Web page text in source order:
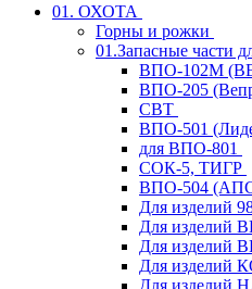
01. ОХОТА
Горны и рожки
01.Запасные части
ВПО-102М
ВПО-205
СВТ
ВПО-501
для ВПО-801
СОК-5, ТИГР
ВПО-504
Для изделий
Для изделий
Для изделий
Для изделий
Для изделий